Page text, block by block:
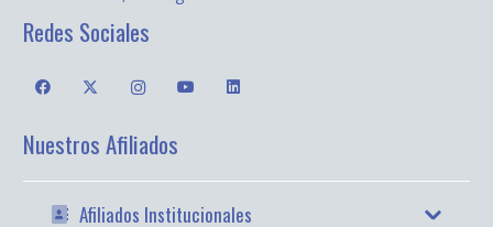
Redes Sociales
Nuestros Afiliados
Afiliados Institucionales